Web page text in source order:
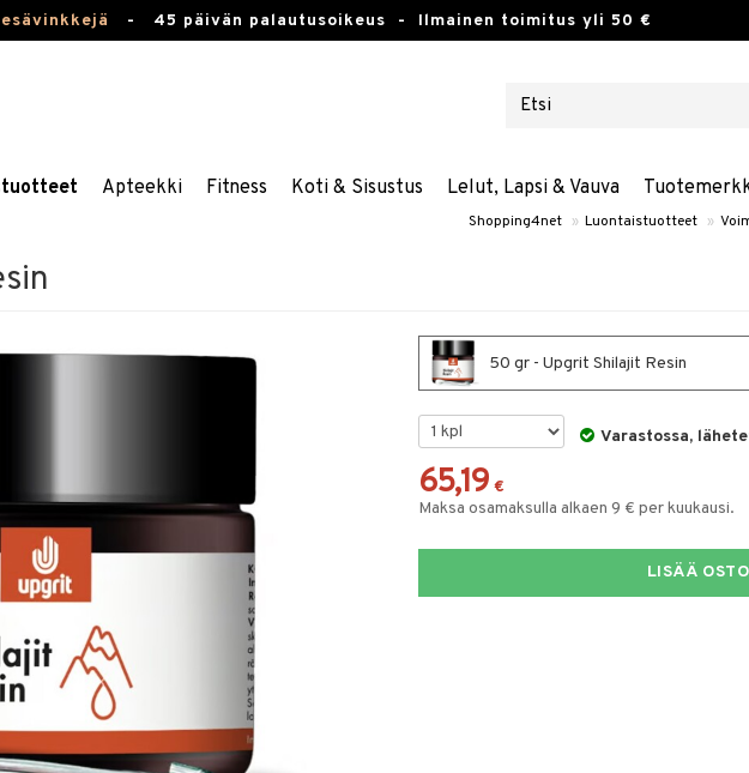
- 45 päivän palautusoikeus - Ilmainen toimitus yli 50 €
Apteekki Fitness Koti & Sisustus Lelut, Lapsi & Vauva
Shopping4net » Luontaistuotteet »
50 gr - Upgrit Shilajit Resin
Varastossa,
65,19 €
Maksa osamaksulla alkaen 9 € per kuukausi.
LISÄÄ